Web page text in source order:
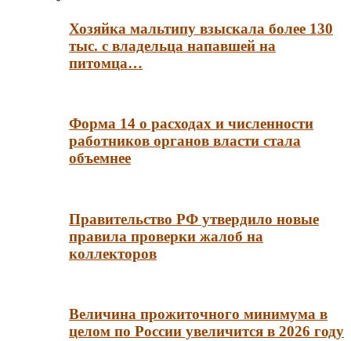
Хозяйка мальтипу взыскала более 130
тыс. с владельца напавшей на
питомца…
Форма 14 о расходах и численности
работников органов власти стала
объемнее
Правительство РФ утвердило новые
правила проверки жалоб на
коллекторов
Величина прожиточного минимума в
целом по России увеличится в 2026 году